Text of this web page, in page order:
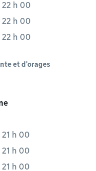
22 h 00
22 h 00
22 h 00
et d'orages
21 h 00
21 h 00
21 h 00